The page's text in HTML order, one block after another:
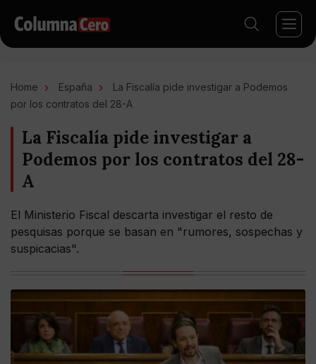
Home España
La Fiscalía pide investigar a Podemos
por los contratos del 28-A
La Fiscalía pide investigar a
Podemos por los contratos del 28-
A
El Ministerio Fiscal descarta investigar el resto de
pesquisas porque se basan en "rumores, sospechas y
suspicacias".